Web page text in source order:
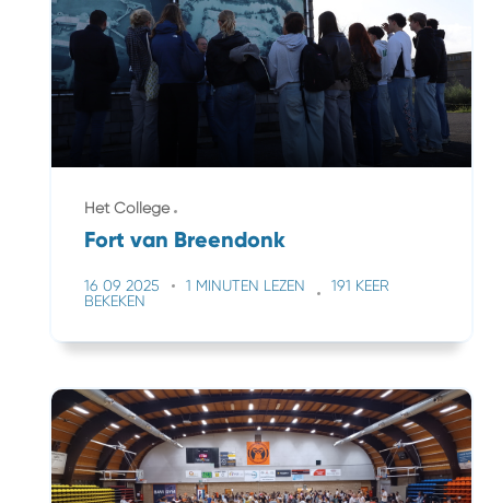
Het College
Fort van Breendonk
16 09 2025 1 MINUTEN LEZEN
191 KEER
BEKEKEN